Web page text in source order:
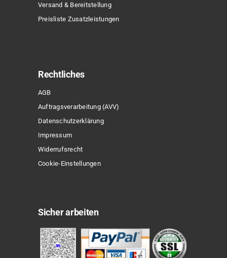
Versand & Bereitstellung
Preisliste Zusatzleistungen
Rechtliches
AGB
Auftragsverarbeitung (AVV)
Datenschutzerklärung
Impressum
Widerrufsrecht
Cookie-Einstellungen
Sicher arbeiten